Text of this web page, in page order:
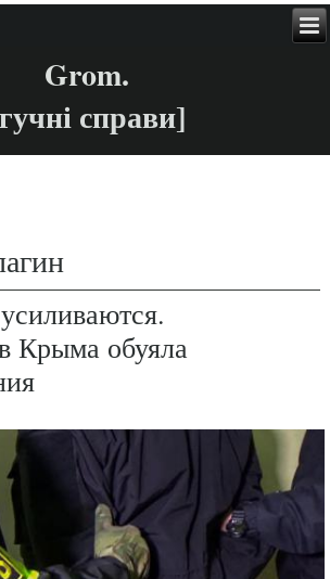
Grom.
справи]
Крыма обуяла